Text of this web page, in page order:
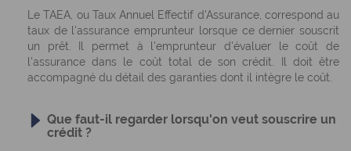
Le TAEA, ou Taux Annuel Effectif d'Assurance, correspond au
taux de l'assurance emprunteur lorsque ce dernier souscrit
un prêt. Il permet à l'emprunteur d'évaluer le coût de
l'assurance dans le coût total de son crédit. Il doit être
accompagné du détail des garanties dont il intègre le coût.
Que faut-il regarder lorsqu'on veut souscrire un
crédit ?